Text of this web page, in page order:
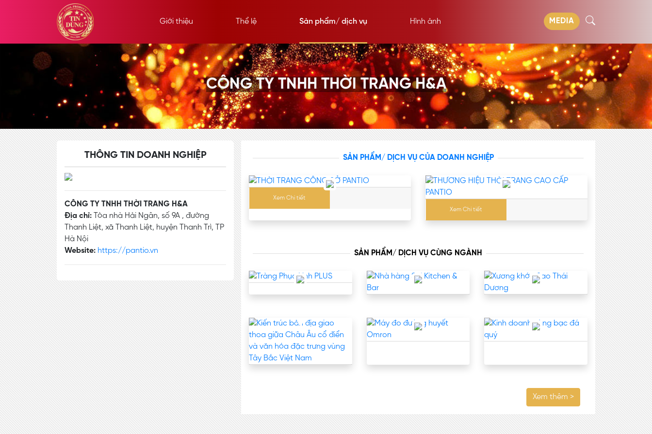
Giới thiệu Thể lệ Sản phẩm/ dịch vụ Hình ảnh MEDIA
CÔNG TY TNHH THỜI TRANG H&A
THÔNG TIN DOANH NGHIỆP
CÔNG TY TNHH THỜI TRANG H&A
Địa chỉ: Tòa nhà Hải Ngân, số 9A , đường
Thanh Liệt, xã Thanh Liệt, huyện Thanh Trì, TP
Hà Nội
Website: https://pantio.vn
SẢN PHẨM/ DỊCH VỤ CỦA DOANH NGHIỆP
Xem Chi tiết
Xem Chi tiết
SẢN PHẨM/ DỊCH VỤ CÙNG NGÀNH
Xem thêm >